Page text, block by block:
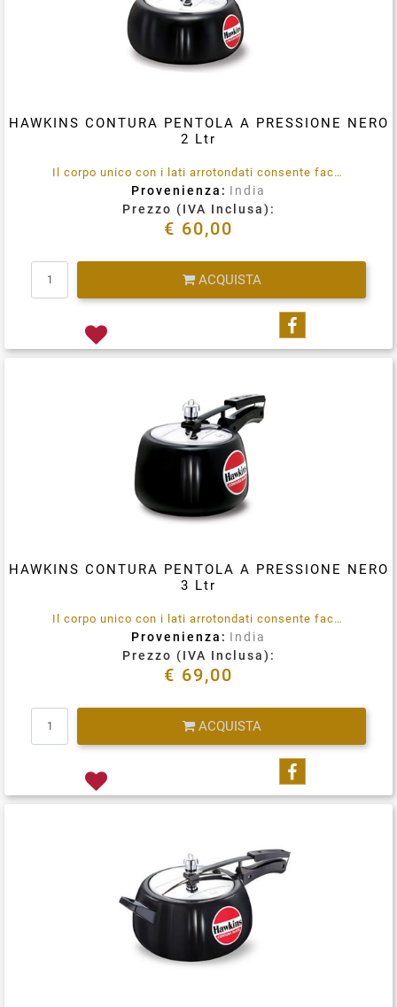
HAWKINS CONTURA PENTOLA A PRESSIONE NERO
2 Ltr
Il corpo unico con i lati arrotondati consente facilmente mescolare del cibo, una migliore visibilità e una facile rimozione del cibo. Anodizzato duro.
Provenienza: India
Prezzo (IVA Inclusa):
€ 60,00
ACQUISTA
Condividi su
HAWKINS CONTURA PENTOLA A PRESSIONE NERO
3 Ltr
Il corpo unico con i lati arrotondati consente facilmente mescolare del cibo, una migliore visibilità e una facile rimozione del cibo. Anodizzato duro.
Provenienza: India
Prezzo (IVA Inclusa):
€ 69,00
ACQUISTA
Condividi su